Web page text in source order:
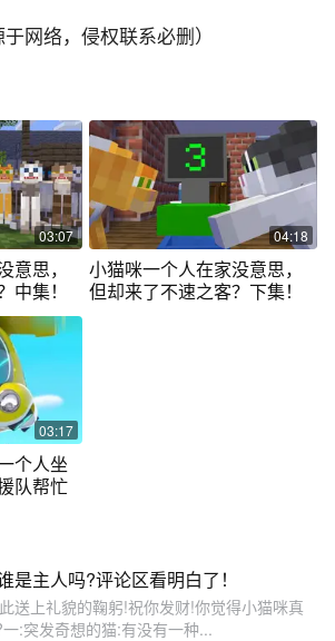
于网络，侵权联系必删）
03:07
意思，
中集！
04:18
小猫咪一个人在家没意思，
但却来了不速之客？下集！
03:17
个人坐
队帮忙
是主人吗?评论区看明白了！
送上礼貌的鞠躬!祝你发财!你觉得小猫咪真
:突发奇想的猫:有没有一种...